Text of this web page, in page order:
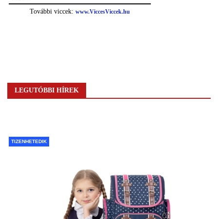
LEGUTÓBBI HÍREK
TIZENHETEDIK